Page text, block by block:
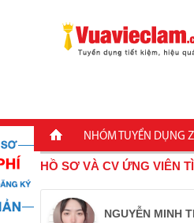
NHÓM TUYỂN DỤNG
HỒ SƠ VÀ CV ỨNG VIÊN
NGUYỄN MINH